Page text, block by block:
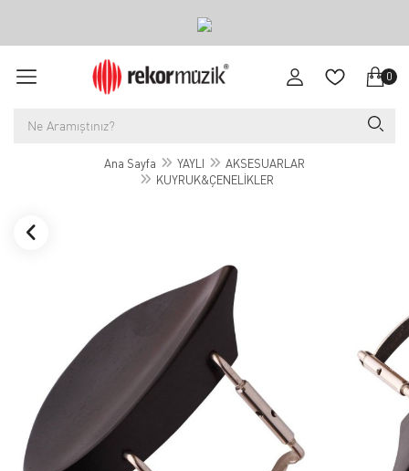
0
Ana Sayfa YAYLI
AKSESUARLAR
KUYRUK&ÇENELİKLER